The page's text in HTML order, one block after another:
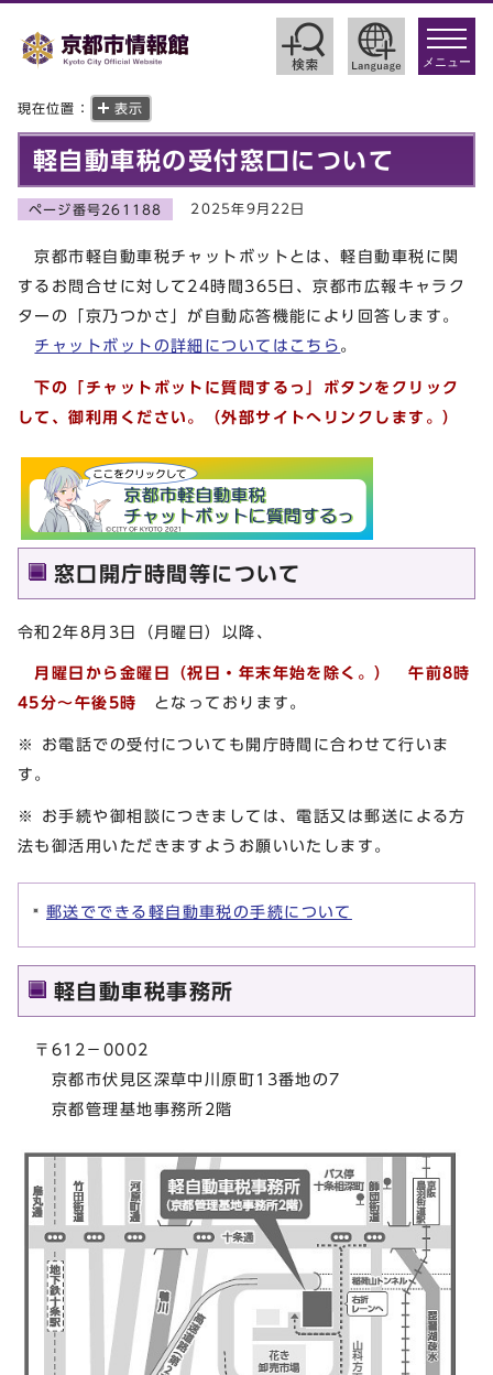
toggle
メニュー
現在位置： 表示
軽自動車税の受付窓口について
ページ番号261188 2025年9月22日
京都市軽自動車税チャットボットとは、軽自動車税に関
するお問合せに対して24時間365日、京都市広報キャラク
ターの「京乃つかさ」が自動応答機能により回答します。
チャットボットの詳細についてはこちら 。
下の「チャットボットに質問するっ」ボタンをクリック
して、御利用ください。
（外部サイトへリンクします。）
窓口開庁時間等について
令和2年8月3日（月曜日）以降、
月曜日から金曜日（祝日・年末年始を除く。） 午前8時
45分～午後5時 となっております。
※ お電話での受付についても開庁時間に合わせて行いま
す。
※ お手続や御相談につきましては、電話又は郵送による方
法も御活用いただきますようお願いいたします。
郵送でできる軽自動車税の手続について
軽自動車税事務所
〒612－0002
京都市伏見区深草中川原町13番地の7
京都管理基地事務所2階